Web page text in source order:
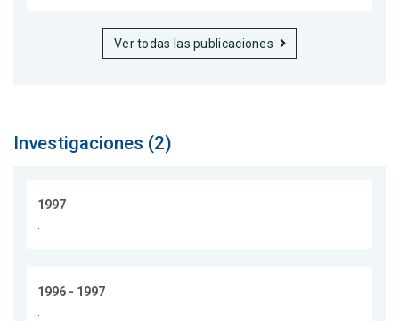
Ver todas las publicaciones
Investigaciones (2)
1997
.
1996 - 1997
.